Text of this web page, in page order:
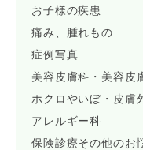
お子様の疾患
痛み、腫れもの
症例写真
美容皮膚科・美容皮
ホクロやいぼ・皮膚
アレルギー科
保険診療その他のお